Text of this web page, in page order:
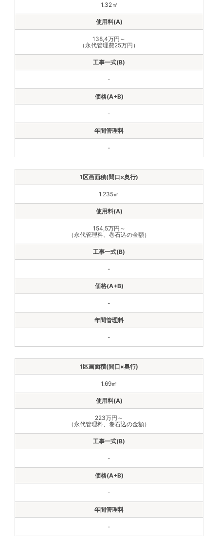
1.32㎡
138,4万円～
（永代管理費25万円）
-
-
-
1.235㎡
154,5万円～
（永代管理料、巻石込の金額）
-
-
-
1.69㎡
223万円～
（永代管理料、巻石込の金額）
-
-
-